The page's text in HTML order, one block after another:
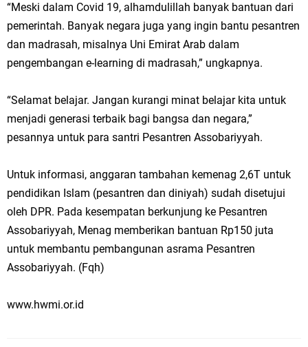
“Meski dalam Covid 19, alhamdulillah banyak bantuan dari
pemerintah. Banyak negara juga yang ingin bantu pesantren
dan madrasah, misalnya Uni Emirat Arab dalam
pengembangan e-learning di madrasah,” ungkapnya.
“Selamat belajar. Jangan kurangi minat belajar kita untuk
menjadi generasi terbaik bagi bangsa dan negara,”
pesannya untuk para santri Pesantren Assobariyyah.
Untuk informasi, anggaran tambahan kemenag 2,6T untuk
pendidikan Islam (pesantren dan diniyah) sudah disetujui
oleh DPR. Pada kesempatan berkunjung ke Pesantren
Assobariyyah, Menag memberikan bantuan Rp150 juta
untuk membantu pembangunan asrama Pesantren
Assobariyyah. (Fqh)
www.hwmi.or.id